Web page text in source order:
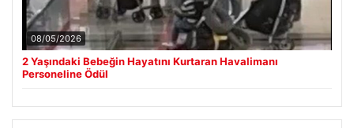
08/05/2026
2 Yaşındaki Bebeğin Hayatını Kurtaran Havalimanı
Personeline Ödül